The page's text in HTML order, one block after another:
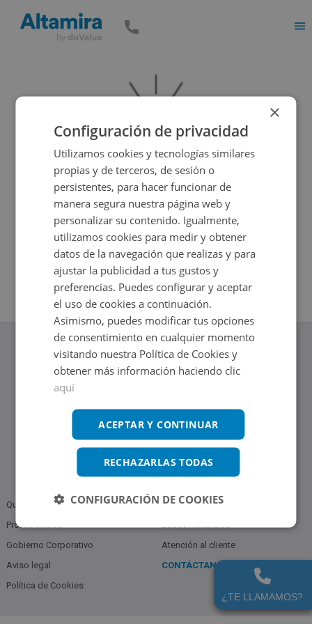
Vaya, parece que el inmueble que estás buscando es
incorrecto, pero tenemos muchas más opciones...
Volver a buscar
Edificio Skylight
Avenida de Manoteras 14-16, 28050, Madrid
Quiénes somos
Profesionales
Gobierno Corporativo
Aviso legal
Política de Cookies
Política de Privacidad
Atención al cliente
CONTÁCTANOS
×
Configuración de privacidad
Utilizamos cookies y tecnologías similares
propias y de terceros, de sesión o
persistentes, para hacer funcionar de
manera segura nuestra página web y
personalizar su contenido. Igualmente,
utilizamos cookies para medir y obtener
datos de la navegación que realizas y para
ajustar la publicidad a tus gustos y
preferencias. Puedes configurar y aceptar
el uso de cookies a continuación.
Asimismo, puedes modificar tus opciones
de consentimiento en cualquier momento
visitando nuestra Política de Cookies y
obtener más información haciendo clic
aquí
ACEPTAR Y CONTINUAR
RECHAZARLAS TODAS
CONFIGURACIÓN DE COOKIES